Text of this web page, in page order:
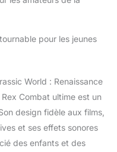
jouez à un jeu de tir
renversant pour
pour les jeunes
World : Renaissance
Combat ultime est un
design fidèle aux films,
et ses effets sonores
des enfants et des